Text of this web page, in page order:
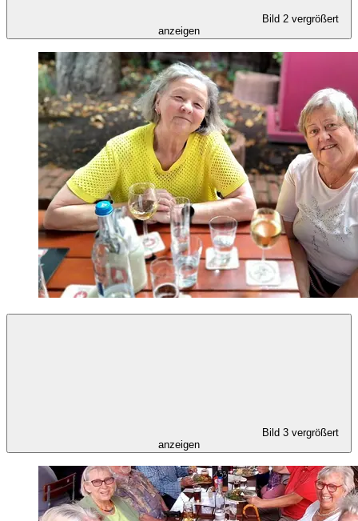
Bild 2 vergrößert
anzeigen
Bild 3 vergrößert
anzeigen